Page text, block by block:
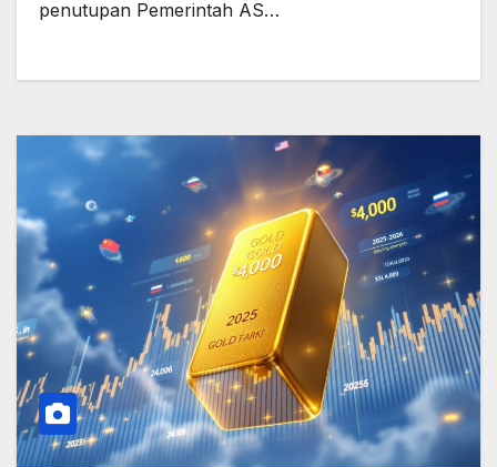
penutupan Pemerintah AS…